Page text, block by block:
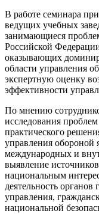
В работе семинара
ведущих учебных
занимающиеся
Российской
оказывающих
области управления
экспертную оценку
эффективности
По мнению
исследования
практического
управления обороной
международных и
выявление
национальным
деятельность органов
управления,
национальной